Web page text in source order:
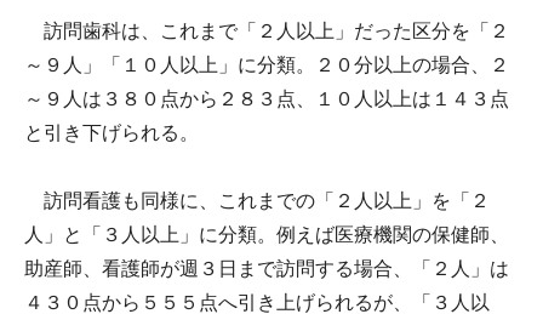
訪問歯科は、これまで「２人以上」だった区分を「２
～９人」「１０人以上」に分類。２０分以上の場合、２
～９人は３８０点から２８３点、１０人以上は１４３点
と引き下げられる。
訪問看護も同様に、これまでの「２人以上」を「２
人」と「３人以上」に分類。例えば医療機関の保健師、
助産師、看護師が週３日まで訪問する場合、「２人」は
４３０点から５５５点へ引き上げられるが、「３人以